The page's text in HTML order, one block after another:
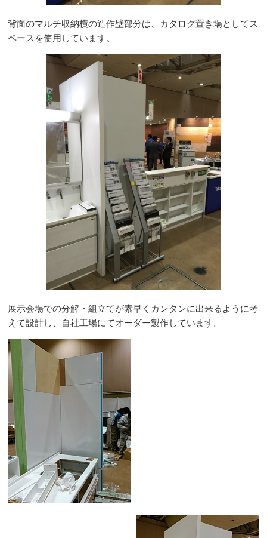
背面のマルチ収納横の造作壁部分は、カタログ置き場としてス
ペースを使用しています。
展示会場での分解・組立てが素早くカンタンに出来るように考
えて設計し、自社工場にてオーダー製作しています。